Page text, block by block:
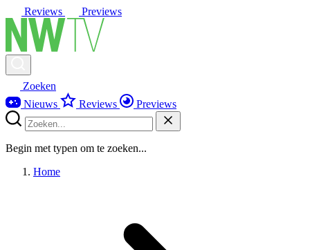
Reviews
Previews
Zoeken
Nieuws
Reviews Previews
Begin met typen om te zoeken...
Home